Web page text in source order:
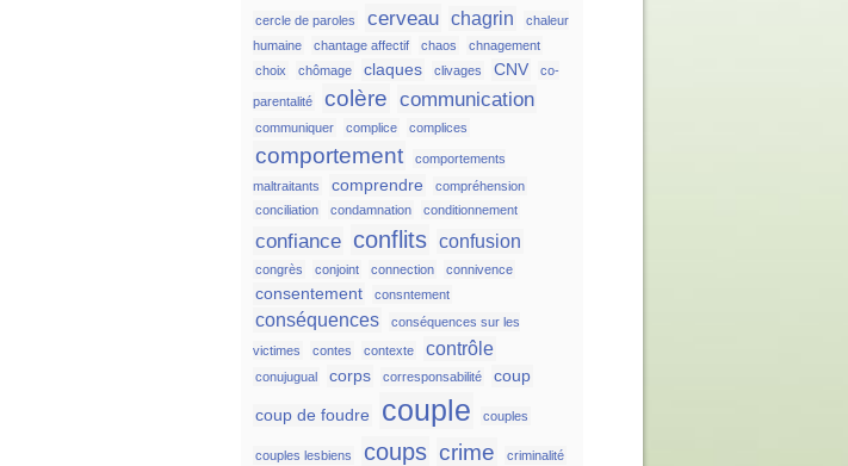
cercle de paroles cerveau chagrin
chaleur
humaine
chantage affectif chaos
chnagement
choix
chômage claques clivages CNV co-
parentalité colère communication
communiquer complice complices
comportement
comportements
maltraitants
comprendre
compréhension
conciliation
condamnation conditionnement
confiance conflits confusion
congrès conjoint connection connivence
consentement consntement
conséquences
conséquences sur les
victimes
contes contexte contrôle
conujugual corps corresponsabilité coup
coup de foudre couple couples
couples lesbiens coups crime criminalité